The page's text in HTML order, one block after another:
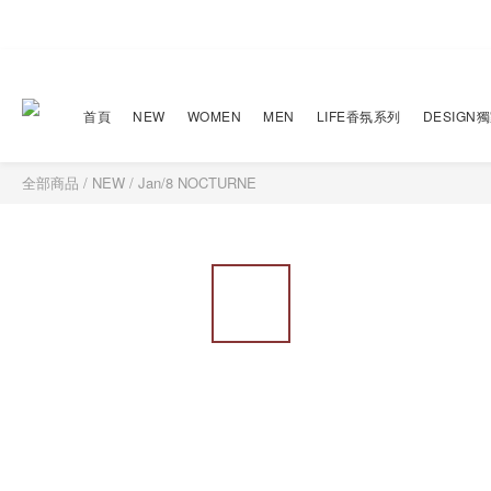
首頁 NEW WOMEN MEN LIFE香氛系列 DESIGN
全部商品 / NEW / Jan/8 NOCTURNE